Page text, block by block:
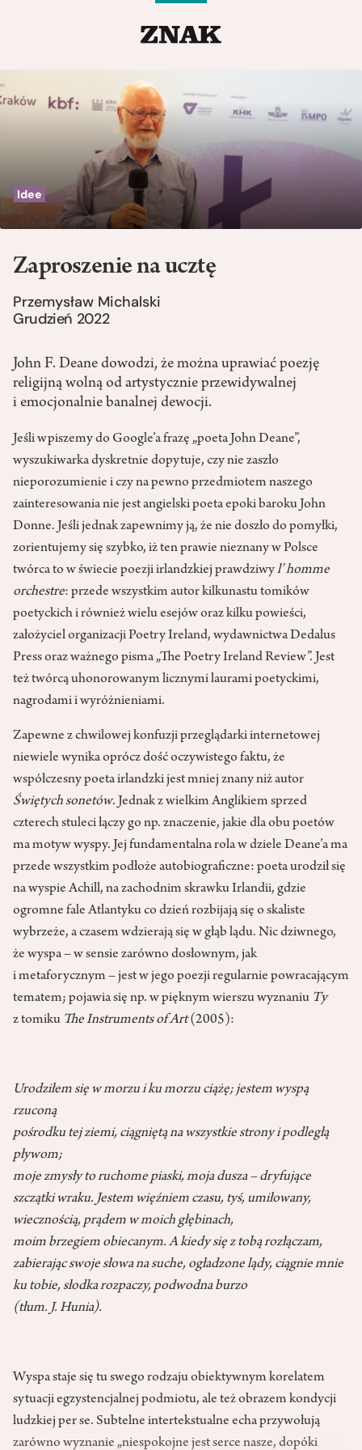
Idee
Zaproszenie na ucztę
Przemysław Michalski
Grudzień 2022
John F. Deane dowodzi, że można uprawiać poezję
religijną wolną od artystycznie przewidywalnej
i emocjonalnie banalnej dewocji.
Jeśli wpiszemy do Google’a frazę „poeta John Deane”,
wyszukiwarka dyskretnie dopytuje, czy nie zaszło
nieporozumienie i czy na pewno przedmiotem naszego
zainteresowania nie jest angielski poeta epoki baroku John
Donne. Jeśli jednak zapewnimy ją, że nie doszło do pomyłki,
zorientujemy się szybko, iż ten prawie nieznany w Polsce
twórca to w świecie poezji irlandzkiej prawdziwyl’ homme
orchestre: przede wszystkim autor kilkunastu tomików
poetyckich i również wielu esejów oraz kilku powieści,
założyciel organizacji Poetry Ireland, wydawnictwa Dedalus
Press oraz ważnego pisma „The Poetry Ireland Review”. Jest
też twórcą uhonorowanym licznymi laurami poetyckimi,
nagrodami i wyróżnieniami.
Zapewne z chwilowej konfuzji przeglądarki internetowej
niewiele wynika oprócz dość oczywistego faktu, że
współczesny poeta irlandzki jest mniej znany niż autor
Świętych sonetów. Jednak z wielkim Anglikiem sprzed
czterech stuleci łączy go np. znaczenie, jakie dla obu poetów
ma motyw wyspy. Jej fundamentalna rola w dziele Deane’a ma
przede wszystkim podłoże autobiograficzne: poeta urodził się
na wyspie Achill, na zachodnim skrawku Irlandii, gdzie
ogromne fale Atlantyku co dzień rozbijają się o skaliste
wybrzeże, a czasem wdzierają się w głąb lądu. Nic dziwnego,
że wyspa – w sensie zarówno dosłownym, jak
i metaforycznym – jest w jego poezji regularnie powracającym
tematem; pojawia się np. w pięknym wierszu wyznaniu Ty
z tomiku The Instruments of Art(2005):
Urodziłem się w morzu i ku morzu ciążę; jestem wyspą
rzuconą
pośrodku tej ziemi, ciągniętą na wszystkie strony i podległą
pływom;
moje zmysły to ruchome piaski, moja dusza – dryfujące
szczątki wraku. Jestem więźniem czasu, tyś, umiłowany,
wiecznością, prądem w moich głębinach,
moim brzegiem obiecanym. A kiedy się z tobą rozłączam,
zabierając swoje słowa na suche, ogładzone lądy, ciągnie mnie
ku tobie, słodka rozpaczy, podwodna burzo
(tłum. J. Hunia).
Wyspa staje się tu swego rodzaju obiektywnym korelatem
sytuacji egzystencjalnej podmiotu, ale też obrazem kondycji
ludzkiej per se. Subtelne intertekstualne echa przywołują
zarówno wyznanie „niespokojne jest serce nasze, dopóki